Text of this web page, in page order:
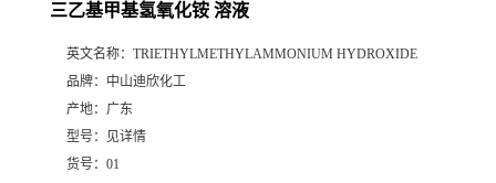
厅三乙基甲基氢氧化铵 溶液
英文名称： TRIETHYLMETHYLAMMONIUM HYDROXIDE
品牌： 中山迪欣化工
产地： 广东
型号：
见详情
货号： 01